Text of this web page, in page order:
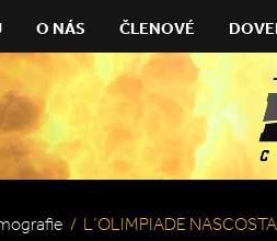
O NÁS ČLENOVÉ
/ L´OLIMPIADE NASCOSTA